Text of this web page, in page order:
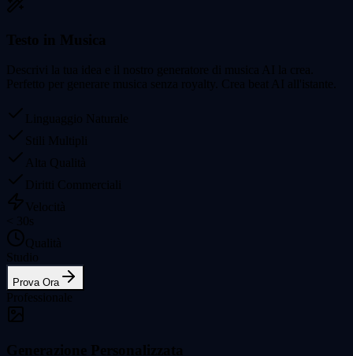
Testo in Musica
Descrivi la tua idea e il nostro generatore di musica AI la crea.
Perfetto per generare musica senza royalty. Crea beat AI all'istante.
Linguaggio Naturale
Stili Multipli
Alta Qualità
Diritti Commerciali
Velocità
< 30s
Qualità
Studio
Prova Ora
Professionale
Generazione Personalizzata